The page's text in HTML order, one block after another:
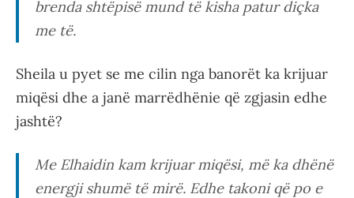
brenda shtëpisë mund të kisha patur diçka
me të.
Sheila u pyet se me cilin nga banorët ka krijuar
miqësi dhe a janë marrëdhënie që zgjasin edhe
jashtë?
Me Elhaidin kam krijuar miqësi, më ka dhënë
energji shumë të mirë. Edhe takoni që po e